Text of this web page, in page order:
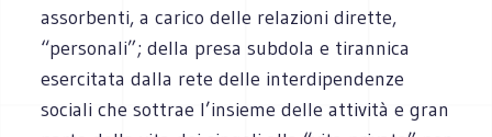
assorbenti, a carico delle relazioni dirette,
“personali”; della presa subdola e tirannica
esercitata dalla rete delle interdipendenze
sociali che sottrae l’insieme delle attività e gran